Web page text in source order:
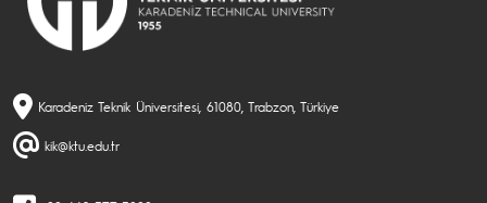
Karadeniz Teknik Üniversitesi, 61080, Trabzon, Türkiye
kik@ktu.edu.tr